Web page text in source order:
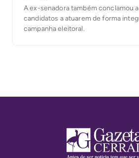
A ex-senadora também conclamou
candidatos a atuarem de forma
campanha eleitoral.